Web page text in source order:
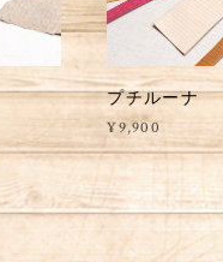
プチルーナ
¥9,900